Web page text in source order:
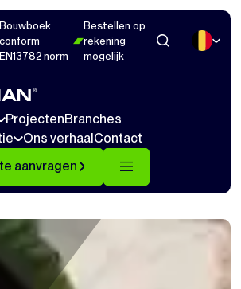
Bouwboek
conform
EN13782 norm
Bestellen op
rekening
mogelijk
ProjectenBranches
Ons verhaalContact
aanvragen